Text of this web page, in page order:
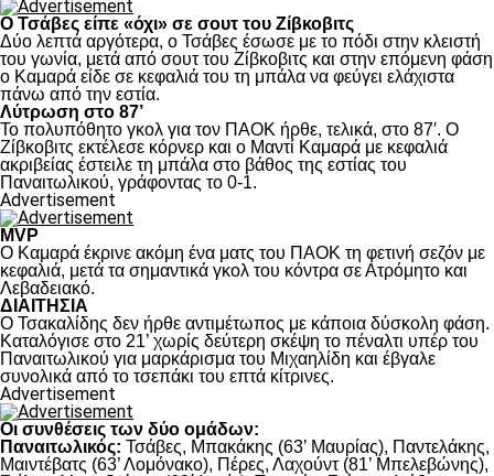
Ο Τσάβες είπε «όχι» σε σουτ του Ζίβκοβιτς
Δύο λεπτά αργότερα, ο Τσάβες έσωσε με το πόδι στην κλειστή
του γωνία, μετά από σουτ του Ζίβκοβιτς και στην επόμενη φάση
ο Καμαρά είδε σε κεφαλιά του τη μπάλα να φεύγει ελάχιστα
πάνω από την εστία.
Λύτρωση στο 87’
Το πολυπόθητο γκολ για τον ΠΑΟΚ ήρθε, τελικά, στο 87′. Ο
Ζίβκοβιτς εκτέλεσε κόρνερ και ο Μαντί Καμαρά με κεφαλιά
ακριβείας έστειλε τη μπάλα στο βάθος της εστίας του
Παναιτωλικού, γράφοντας το 0-1.
Advertisement
MVP
Ο Καμαρά έκρινε ακόμη ένα ματς του ΠΑΟΚ τη φετινή σεζόν με
κεφαλιά, μετά τα σημαντικά γκολ του κόντρα σε Ατρόμητο και
Λεβαδειακό.
ΔΙΑΙΤΗΣΙΑ
Ο Τσακαλίδης δεν ήρθε αντιμέτωπος με κάποια δύσκολη φάση.
Καταλόγισε στο 21’ χωρίς δεύτερη σκέψη το πέναλτι υπέρ του
Παναιτωλικού για μαρκάρισμα του Μιχαηλίδη και έβγαλε
συνολικά από το τσεπάκι του επτά κίτρινες.
Advertisement
Οι συνθέσεις των δύο ομάδων:
Παναιτωλικός: Τσάβες, Μπακάκης (63’ Μαυρίας), Παντελάκης,
Μαιντέβατς (63’ Λομόνακο), Πέρες, Λαχούντ (81’ Μπελεβώνης),